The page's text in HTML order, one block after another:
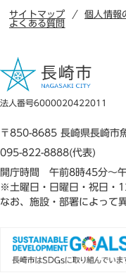
サイトマップ 個人情報
よくある質問
法人番号6000020422011
〒850-8685 長崎県長崎市
095-822-8888(代表)
開庁時間 午前8時45分～
※土曜日・日曜日・祝日・
なお、施設・部署によって